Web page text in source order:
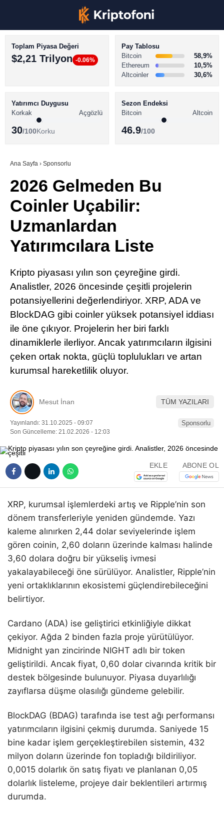
Youtube
Telegram
BİTCOİN HABERLERİ
ALTCOİN HABERLERİ
SÖZLÜK
Toplam Piyasa Değeri
$2,21 Trilyon -0.06%
Pay Tablosu
Bitcoin
58,9%
Ethereum
10,5%
Altcoinler
30,6%
Yatırımcı Duygusu
Korkak
Açgözlü
30/100Korku
Sezon Endeksi
Bitcoin
Altcoin
46.9/100
Ana Sayfa › Sponsorlu
2026 Gelmeden Bu
Coinler Uçabilir:
Uzmanlardan
Yatırımcılara Liste
Kripto piyasası yılın son çeyreğine girdi.
Analistler, 2026 öncesinde çeşitli projelerin
potansiyellerini değerlendiriyor. XRP, ADA ve
BlockDAG gibi coinler yüksek potansiyel iddiası
ile öne çıkıyor. Projelerin her biri farklı
dinamiklerle ilerliyor. Ancak yatırımcıların ilgisini
çeken ortak nokta, güçlü toplulukları ve artan
kurumsal hareketlilik oluyor.
Mesut İnan TÜM YAZILARI
Yayınlandı: 31.10.2025 - 09:07
Son Güncelleme: 21.02.2026 - 12:03
Sponsorlu
EKLE ABONE OL
XRP, kurumsal işlemlerdeki artış ve Ripple’nin son
dönem transferleriyle yeniden gündemde. Yazı
kaleme alınırken 2,44 dolar seviyelerinde işlem
gören coinin, 2,60 doların üzerinde kalması halinde
3,60 dolara doğru bir yükseliş ivmesi
yakalayabileceği öne sürülüyor. Analistler, Ripple’nin
yeni ortaklıklarının ekosistemi güçlendirebileceğini
belirtiyor.
Cardano (ADA) ise geliştirici etkinliğiyle dikkat
çekiyor. Ağda 2 binden fazla proje yürütülüyor.
Midnight yan zincirinde NIGHT adlı bir token
geliştirildi. Ancak fiyat, 0,60 dolar civarında kritik bir
destek bölgesinde bulunuyor. Piyasa duyarlılığı
zayıflarsa düşme olasılığı gündeme gelebilir.
BlockDAG (BDAG) tarafında ise test ağı performansı
yatırımcıların ilgisini çekmiş durumda. Saniyede 15
bine kadar işlem gerçekleştirebilen sistemin, 432
milyon doların üzerinde fon topladığı bildiriliyor.
0,0015 dolarlık ön satış fiyatı ve planlanan 0,05
dolarlık listeleme, projeye dair beklentileri artırmış
durumda.